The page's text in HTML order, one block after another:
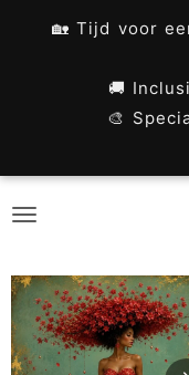
🏡 Tijd voor
🚚
🎨